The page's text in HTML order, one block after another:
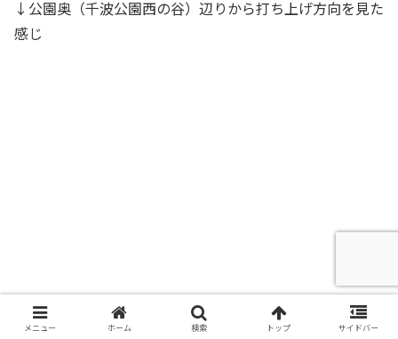
↓公園奥（千波公園西の谷）辺りから打ち上げ方向を見た
感じ
メニュー ホーム 検索 トップ サイドバー